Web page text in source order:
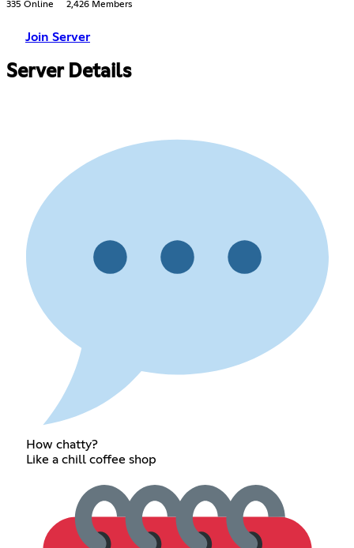
335 Online 2,426 Members
Join Server
Server Details
How chatty?
Like a chill coffee shop